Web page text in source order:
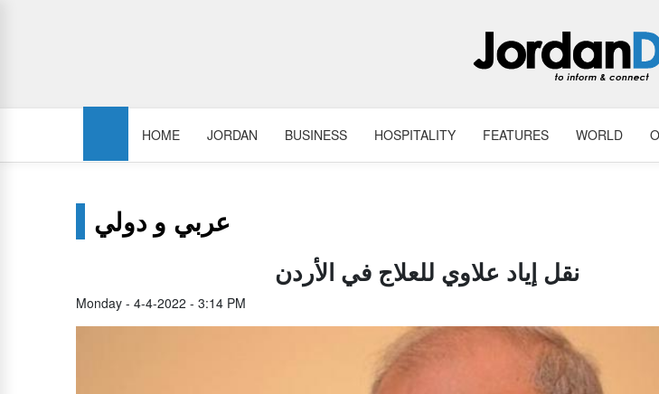
HOME JORDAN BUSINESS HOSPITALITY FEATURES WORLD
عربي و دولي
نقل إياد علاوي للعلاج في الأردن
Monday - 4-4-2022 - 3:14 PM